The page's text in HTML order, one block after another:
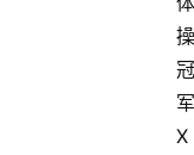
操
冠
军
X